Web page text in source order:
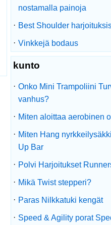
nostamalla painoja
· Best Shoulder
· Vinkkejä bodaus
kunto
· Onko Mini Trampoliini
vanhus?
· Miten aloittaa aerobinen
· Miten Hang
Up Bar
· Polvi Harjoitukset
· Mikä Twist stepperi?
· Paras Nilkkatuki kengät
· Speed ​​& Agility porat